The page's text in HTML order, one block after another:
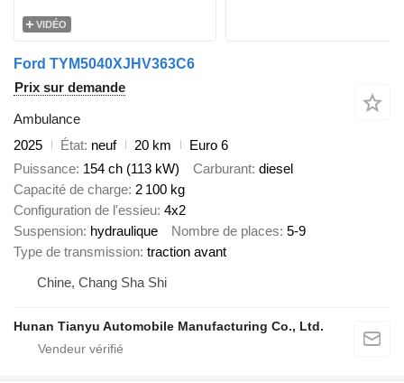
VIDÉO
Ford TYM5040XJHV363C6
Prix sur demande
Ambulance
2025
État neuf 20 km
Euro 6
Puissance 154 ch (113 kW) Carburant diesel
Capacité de charge 2 100 kg
Configuration de l'essieu 4x2
Suspension hydraulique Nombre de places 5-9
Type de transmission traction avant
Chine, Chang Sha Shi
Hunan Tianyu Automobile Manufacturing Co., Ltd.